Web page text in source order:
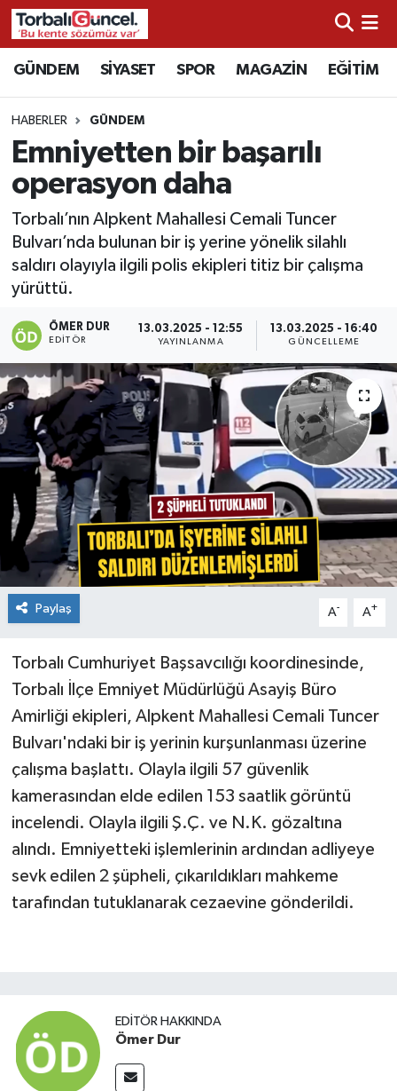
GÜNDEM SİYASET SPOR MAGAZİN EĞİTİM
HABERLER GÜNDEM
Emniyetten bir başarılı
operasyon daha
Torbalı’nın Alpkent Mahallesi Cemali Tuncer
Bulvarı’nda bulunan bir iş yerine yönelik silahlı
saldırı olayıyla ilgili polis ekipleri titiz bir çalışma
yürüttü.
ÖMER DUR
EDITÖR
13.03.2025 - 12:55
YAYINLANMA
13.03.2025 - 16:40
GÜNCELLEME
Paylaş A- A+
Torbalı Cumhuriyet Başsavcılığı koordinesinde,
Torbalı İlçe Emniyet Müdürlüğü Asayiş Büro
Amirliği ekipleri, Alpkent Mahallesi Cemali Tuncer
Bulvarı'ndaki bir iş yerinin kurşunlanması üzerine
çalışma başlattı. Olayla ilgili 57 güvenlik
kamerasından elde edilen 153 saatlik görüntü
incelendi. Olayla ilgili Ş.Ç. ve N.K. gözaltına
alındı. Emniyetteki işlemlerinin ardından adliyeye
sevk edilen 2 şüpheli, çıkarıldıkları mahkeme
tarafından tutuklanarak cezaevine gönderildi.
EDITÖR HAKKINDA
Ömer Dur
İzmir Nöbetçi Eczaneler
İzmir Hava Durumu
İzmir Namaz Vakitleri
İzmir Trafik Yoğunluk Haritası
Süper Lig Puan Durumu ve Fikstür
Tüm Manşetler
Son Dakika Haberleri
Haber Arşivi